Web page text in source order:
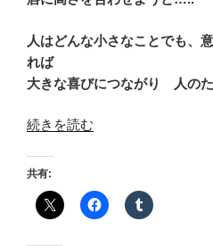
人はどんな小さなことでも、
れば
大きな喜びにつながり 人の
“無
味
意
続きを読む
共有: